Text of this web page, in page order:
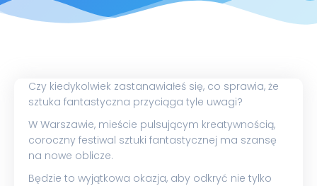
Czy kiedykolwiek zastanawiałeś się, co sprawia, że
sztuka fantastyczna przyciąga tyle uwagi?
W Warszawie, mieście pulsującym kreatywnością,
coroczny festiwal sztuki fantastycznej ma szansę
na nowe oblicze.
Będzie to wyjątkowa okazja, aby odkryć nie tylko